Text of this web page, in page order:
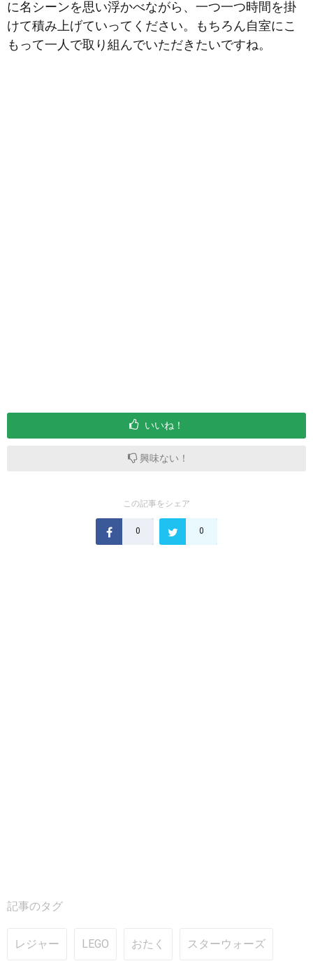
に名シーンを思い浮かべながら、一つ一つ時間を掛
けて積み上げていってください。もちろん自室にこ
もって一人で取り組んでいただきたいですね。
いいね！
興味ない！
この記事をシェア
0 0
記事のタグ
レジャー LEGO おたく スターウォーズ